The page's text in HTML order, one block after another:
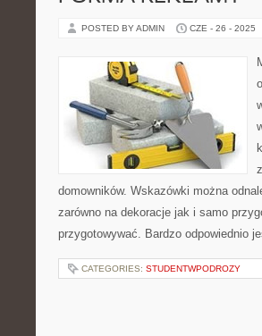
POSTED BY ADMIN CZE - 26 - 2025
domowników. Wskazówki można
zarówno na dekoracje jak i samo
przygotowywać. Bardzo odpowiednio
CATEGORIES: STUDENTWPODROZY